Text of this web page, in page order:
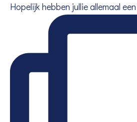
Hopelijk hebben jullie allemaal